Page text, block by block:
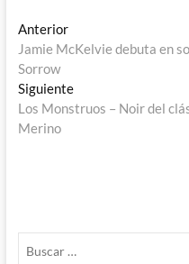
Navegación
de
entradas
AnteriorEntrada
anterior:
Jamie McKelvie debuta en
Sorrow
SiguienteEntrada
siguiente:
Los Monstruos – Noir del
Merino